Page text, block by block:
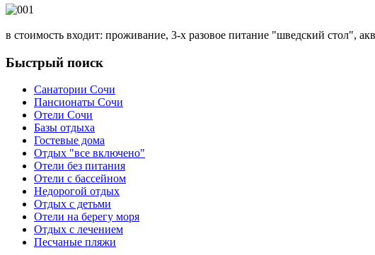
в стоимость входит: проживание, 3-х разовое питание "шведский стол",
Быстрый поиск
Санатории Сочи
Пансионаты Сочи
Отели Сочи
Базы отдыха
Гостевые дома
Отдых "все включено"
Отели без питания
Отели с бассейном
Недорогой отдых
Отдых с детьми
Отели на берегу моря
Отдых с лечением
Песчаные пляжи